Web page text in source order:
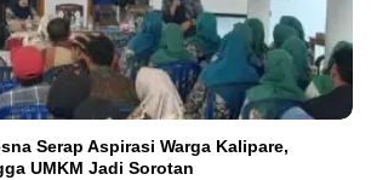
Serap Aspirasi Warga Kalipare,
UMKM Jadi Sorotan